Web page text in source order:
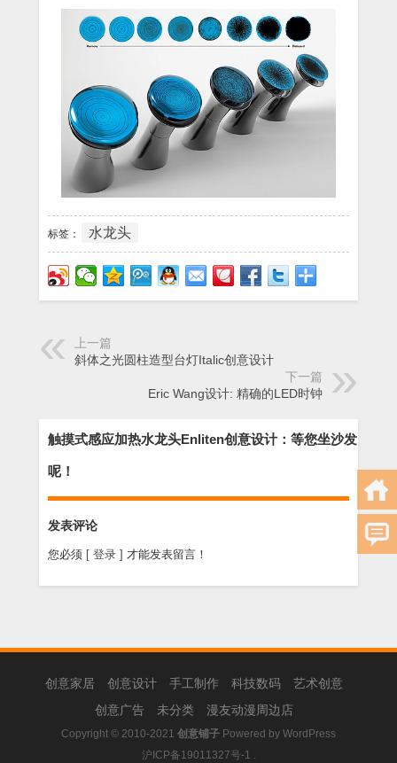
标签： 水龙头
上一篇
斜体之光圆柱造型台灯Italic创意设计
下一篇
Eric Wang设计: 精确的LED时钟
触摸式感应加热水龙头Enliten创意设计：等您坐沙发
呢！
发表评论
您必须 [ 登录 ] 才能发表留言！
创意家居 创意设计 手工制作 科技数码
艺术创意
创意广告
未分类 漫友动漫周边店
Copyright © 2010-2021 创意铺子 Powered by WordPress
沪ICP备19011327号-1